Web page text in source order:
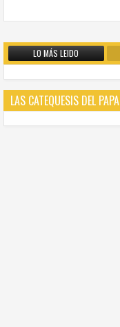
LO MÁS LEIDO
LAS CATEQUESIS DEL PAPA